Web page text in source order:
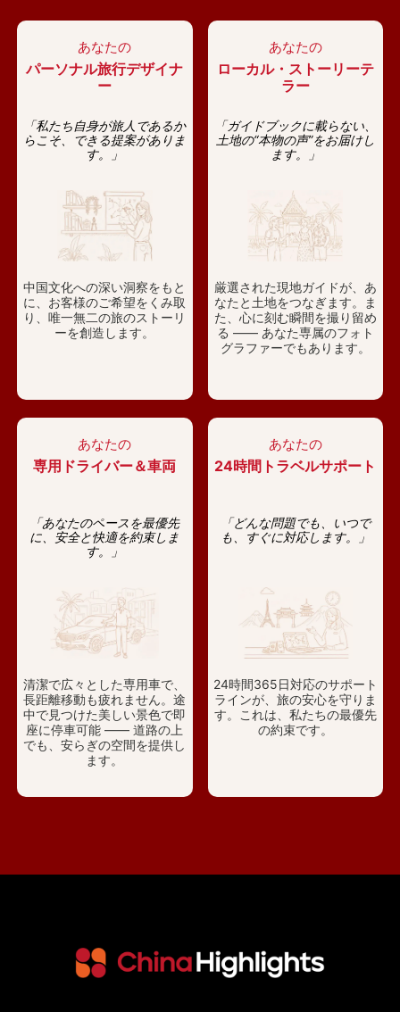
あなたの
パーソナル旅行デザイナ
ー
「私たち自身が旅人であるか
らこそ、できる提案がありま
す。」
中国文化への深い洞察をもと
に、お客様のご希望をくみ取
り、唯一無二の旅のストーリ
ーを創造します。
あなたの
ローカル・ストーリーテ
ラー
「ガイドブックに載らない、
土地の“本物の声”をお届けし
ます。」
厳選された現地ガイドが、あ
なたと土地をつなぎます。ま
た、心に刻む瞬間を撮り留め
る —— あなた専属のフォト
グラファーでもあります。
あなたの
専用ドライバー＆車両
「あなたのペースを最優先
に、安全と快適を約束しま
す。」
清潔で広々とした専用車で、
長距離移動も疲れません。途
中で見つけた美しい景色で即
座に停車可能 —— 道路の上
でも、安らぎの空間を提供し
ます。
あなたの
24時間トラベルサポート
「どんな問題でも、いつで
も、すぐに対応します。」
24時間365日対応のサポート
ラインが、旅の安心を守りま
す。これは、私たちの最優先
の約束です。